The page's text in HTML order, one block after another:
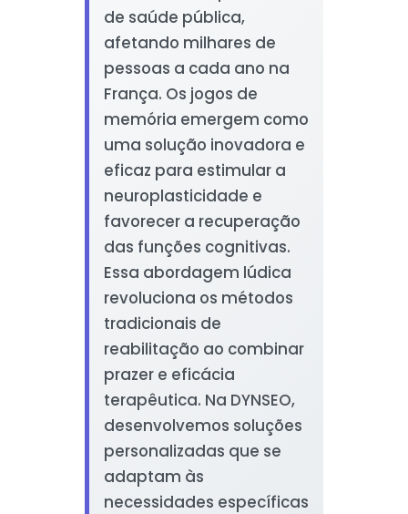
de saúde pública,
afetando milhares de
pessoas a cada ano na
França. Os jogos de
memória emergem como
uma solução inovadora e
eficaz para estimular a
neuroplasticidade e
favorecer a recuperação
das funções cognitivas.
Essa abordagem lúdica
revoluciona os métodos
tradicionais de
reabilitação ao combinar
prazer e eficácia
terapêutica. Na DYNSEO,
desenvolvemos soluções
personalizadas que se
adaptam às
necessidades específicas